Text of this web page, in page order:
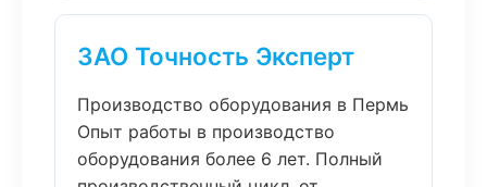
ЗАО Точность Эксперт
Производство оборудования в Пермь
Опыт работы в производство
оборудования более 6 лет. Полный